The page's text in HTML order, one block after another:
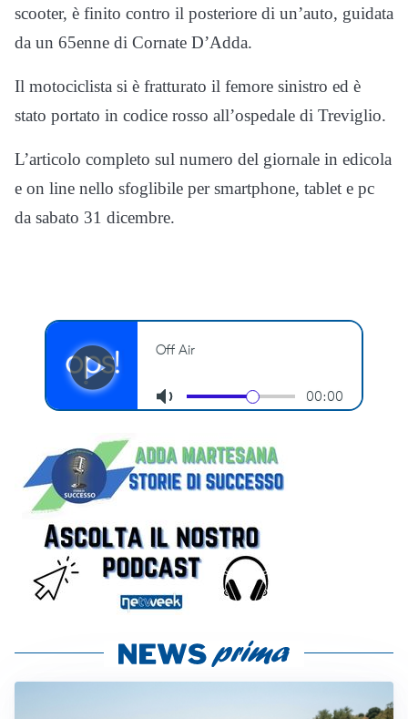
scooter, è finito contro il posteriore di un’auto, guidata
da un 65enne di Cornate D’Adda.
Il motociclista si è fratturato il femore sinistro ed è
stato portato in codice rosso all’ospedale di Treviglio.
L’articolo completo sul numero del giornale in edicola
e on line nello sfoglibile per smartphone, tablet e pc
da sabato 31 dicembre.